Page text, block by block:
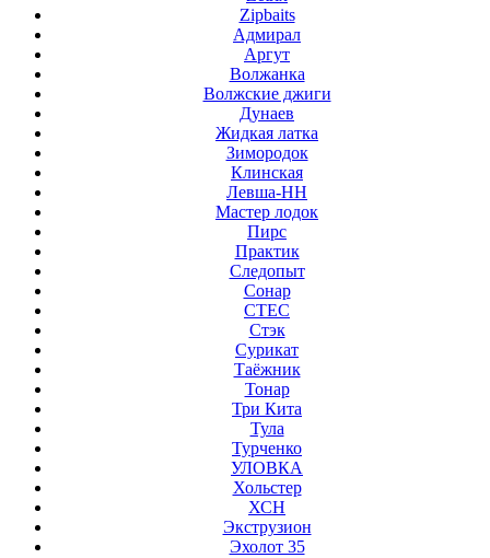
Zipbaits
Адмирал
Аргут
Волжанка
Волжские джиги
Дунаев
Жидкая латка
Зимородок
Клинская
Левша-НН
Мастер лодок
Пирс
Практик
Следопыт
Сонар
СТЕС
Стэк
Сурикат
Таёжник
Тонар
Три Кита
Тула
Турченко
УЛОВКА
Хольстер
ХСН
Экструзион
Эхолот 35